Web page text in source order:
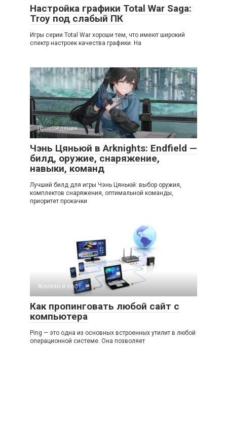
Настройка графики Total War Saga:
Troy под слабый ПК
Игры серии Total War хороши тем, что имеют широкий
спектр настроек качества графики. На
Прохождения
Чэнь Цяньюй в Arknights: Endfield —
билд, оружие, снаряжение,
навыки, команд
Лучший билд для игры Чэнь Цяньюй: выбор оружия,
комплектов снаряжения, оптимальной команды,
приоритет прокачки
Железо и софт
Как пропинговать любой сайт с
компьютера
Ping — это одна из основных встроенных утилит в любой
операционной системе. Она позволяет